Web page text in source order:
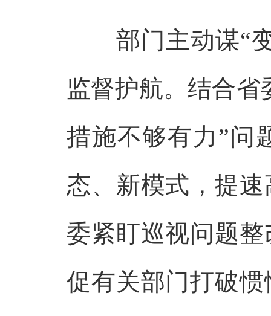
部门主动谋“变
监督护航。结合省
措施不够有力”问
态、新模式，提
委紧盯巡视问题
促有关部门打破